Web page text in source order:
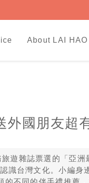
About LAI HAO
外國朋友超
遊雜誌票選的「亞
識台灣文化。小編身